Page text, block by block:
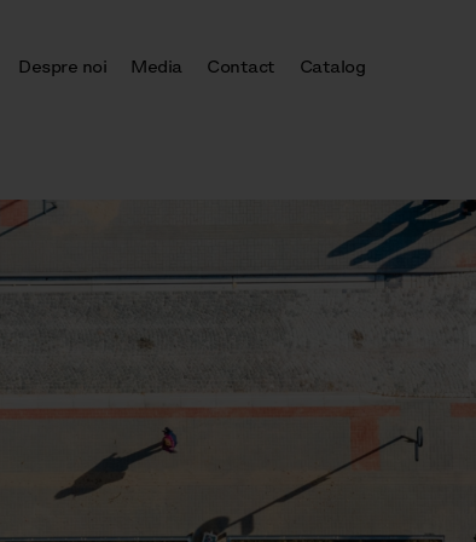
Despre noi Media Contact Catalog